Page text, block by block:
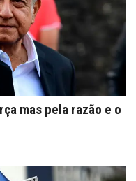
mas pela razão e o